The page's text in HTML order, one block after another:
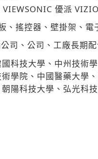
優派 VIZIO
、搖控器、壁掛架、電
司、公司、工廠長期
科技大學、中州技術
學院、中國醫藥大學
陽科技大學、弘光科